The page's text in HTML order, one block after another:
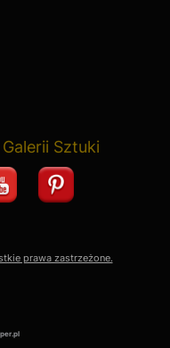
Sztuki
prawa zastrzeżone.